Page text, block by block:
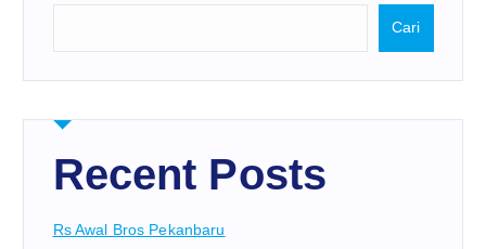
Cari
Recent Posts
Rs Awal Bros Pekanbaru